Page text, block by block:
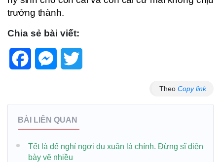
trưởng thành.
Chia sẻ bài viết:
FacebookMessenger
Theo Copy link
BÀI LIÊN QUAN
Tết là để nghỉ ngơi du xuân là chính. Đừng sĩ diện
bày vẽ nhiều